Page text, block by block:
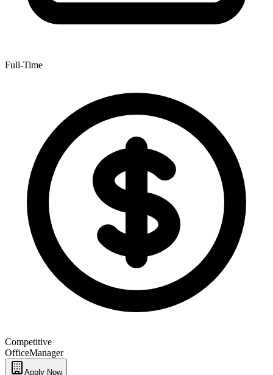
Full-Time
Competitive
OfficeManager
Apply Now